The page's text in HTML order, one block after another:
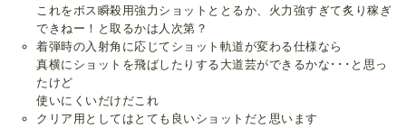
これをボス瞬殺用強力ショットととるか、火力強すぎて炙り稼ぎ
できねー！と取るかは人次第？
着弾時の入射角に応じてショット軌道が変わる仕様なら
真横にショットを飛ばしたりする大道芸ができるかな･･･と思っ
たけど
使いにくいだけだこれ
クリア用としてはとても良いショットだと思います